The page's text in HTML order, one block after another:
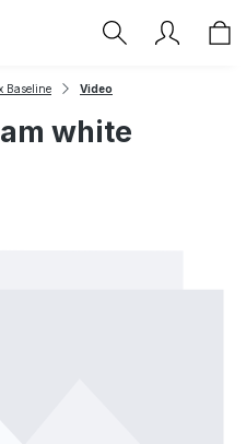
Baseline Video
white